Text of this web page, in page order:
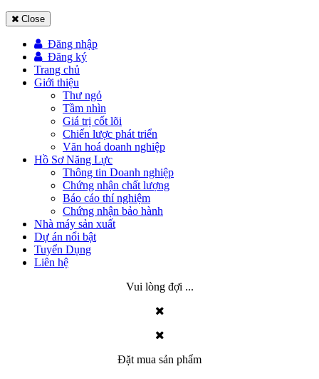
Close
Đăng nhập
Đăng ký
Trang chủ
Giới thiệu
Thư ngỏ
Tầm nhìn
Giá trị cốt lõi
Chiến lược phát triển
Văn hoá doanh nghiệp
Hồ Sơ Năng Lực
Thông tin Doanh nghiệp
Chứng nhận chất lượng
Báo cáo thí nghiệm
Chứng nhận bảo hành
Nhà máy sản xuất
Dự án nổi bật
Tuyển Dụng
Liên hệ
Vui lòng đợi ...
Đặt mua sản phẩm